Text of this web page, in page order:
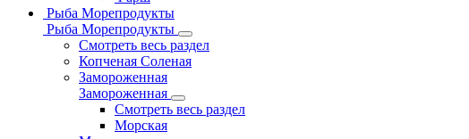
Рыба Морепродукты
Рыба Морепродукты
Смотреть весь раздел
Копченая Соленая
Замороженная
Замороженная
Смотреть весь раздел
Морская